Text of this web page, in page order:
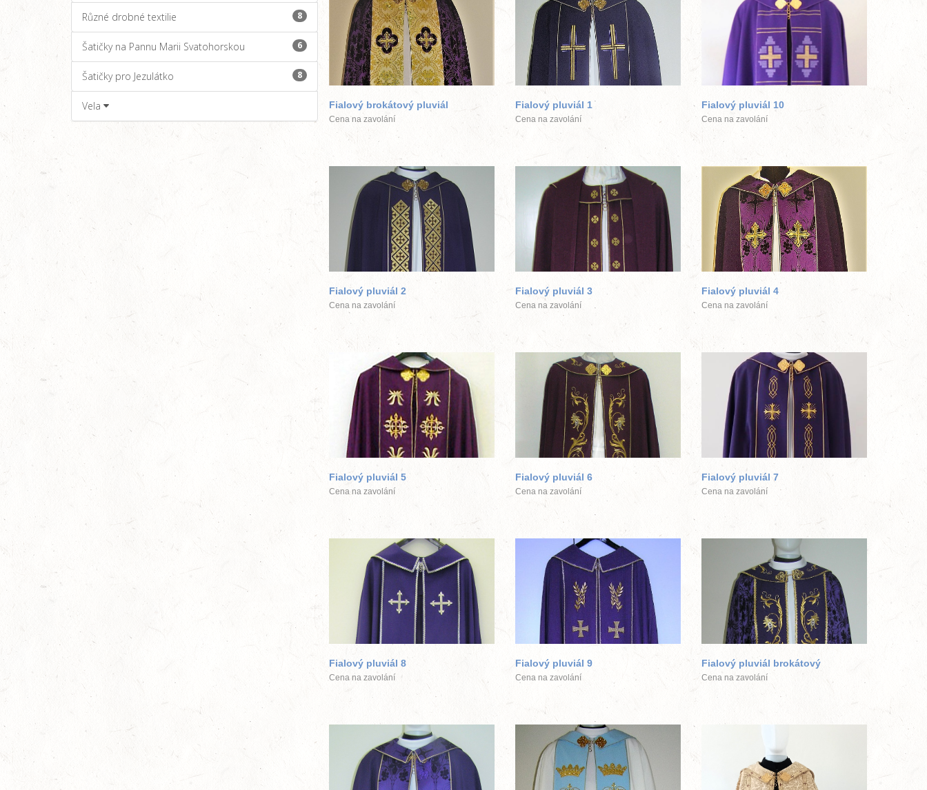
Různé drobné textilie 8
Šatičky na Pannu Marii Svatohorskou 6
Šatičky pro Jezulátko 8
Vela
větší obrázek
Fialový brokátový pluviál
Cena na zavolání
větší obrázek
Fialový pluviál 1
Cena na zavolání
větší obrázek
Fialový pluviál 10
Cena na zavolání
větší obrázek
Fialový pluviál 2
Cena na zavolání
větší obrázek
Fialový pluviál 3
Cena na zavolání
větší obrázek
Fialový pluviál 4
Cena na zavolání
větší obrázek
Fialový pluviál 5
Cena na zavolání
větší obrázek
Fialový pluviál 6
Cena na zavolání
větší obrázek
Fialový pluviál 7
Cena na zavolání
větší obrázek
Fialový pluviál 8
Cena na zavolání
větší obrázek
Fialový pluviál 9
Cena na zavolání
větší obrázek
Fialový pluviál brokátový
Cena na zavolání